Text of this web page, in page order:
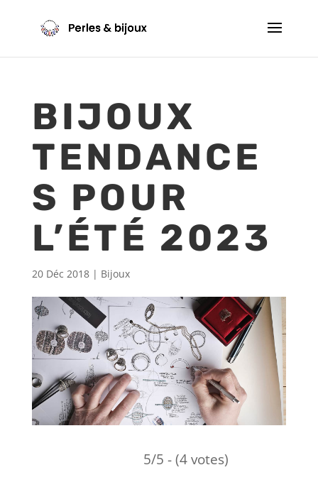
BIJOUX
TENDANCE
S POUR
L’ÉTÉ 2023
20 Déc 2018| Bijoux
5/5 - (4 votes)